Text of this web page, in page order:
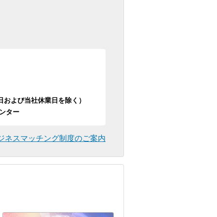
よび当社休業日を除く）
ター
ネスマッチング制度のご案内